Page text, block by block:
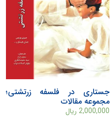
جستاری در فلسفه زرتشتی؛
مجموعه مقالات
2,000,000 ریال